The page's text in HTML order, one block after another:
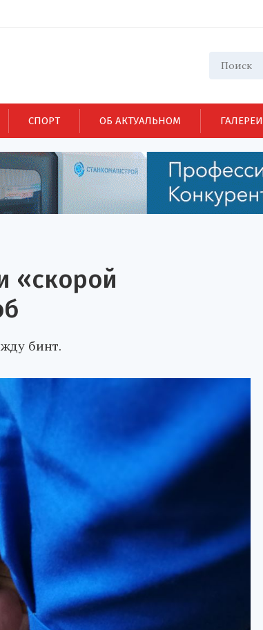
СПОРТ ОБ АКТУАЛЬНОМ ГАЛЕРЕИ
«скорой
бинт.